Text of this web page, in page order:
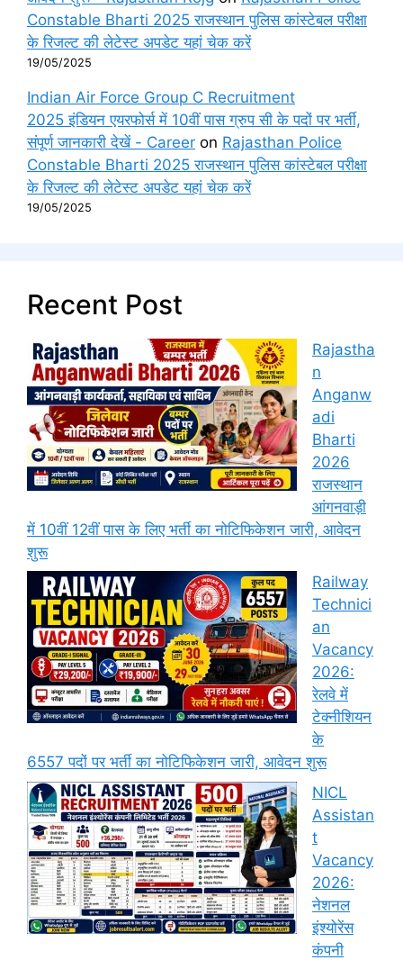
Constable Bharti 2025 राजस्थान पुलिस कांस्टेबल परीक्षा
के रिजल्ट की लेटेस्ट अपडेट यहां चेक करें
19/05/2025
Indian Air Force Group C Recruitment
2025 इंडियन एयरफोर्स में 10वीं पास ग्रुप सी के पदों पर भर्ती,
संपूर्ण जानकारी देखें - Career on Rajasthan Police
Constable Bharti 2025 राजस्थान पुलिस कांस्टेबल परीक्षा
के रिजल्ट की लेटेस्ट अपडेट यहां चेक करें
19/05/2025
Recent Post
Rajastha
n
Anganw
adi
Bharti
2026
राजस्थान
आंगनवाड़ी
में 10वीं 12वीं पास के लिए भर्ती का नोटिफिकेशन जारी, आवेदन
शुरू
Railway
Technici
an
Vacancy
2026:
रेलवे में
टेक्नीशियन
के
6557 पदों पर भर्ती का नोटिफिकेशन जारी, आवेदन शुरू
NICL
Assistan
t
Vacancy
2026:
नेशनल
इंश्योरेंस
कंपनी